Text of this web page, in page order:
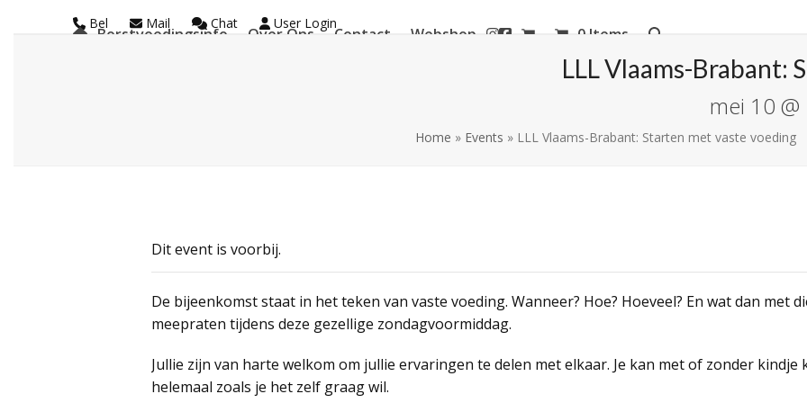
Bel Mail Chat User Login
Borstvoedingsinfo Over Ons Contact Webshop 0 Items
LLL Vlaams-Brabant:
mei 10
Home » Events » LLL Vlaams-Brabant: Starten met vaste voeding
Dit event is voorbij.
De bijeenkomst staat in het teken van vaste voeding. Wanneer? Hoe? Hoeveel? En wat dan met
meepraten tijdens deze gezellige zondagvoormiddag.
Jullie zijn van harte welkom om jullie ervaringen te delen met elkaar. Je kan met of zonder
helemaal zoals je het zelf graag wil.